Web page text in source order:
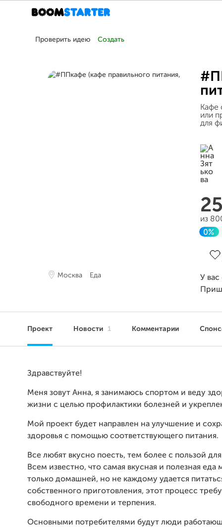
Проверить идею Создать
Москва Еда
Кафе
или
для
из
0%
У вас
Проект Новости 1 Комментарии
Здравствуйте!
Меня зовут Анна, я занимаюсь спортом и веду
жизни с целью профилактики болезней и
Мой проект будет направлен на улучшение и
здоровья с помощью соответствующего питания.
Все любят вкусно поесть, тем более с пользой
Всем известно, что самая вкусная и полезная еда
только домашней, но не каждому удается
собственного приготовления, этот процесс
свободного времени и терпения.
Основными потребителями будут люди